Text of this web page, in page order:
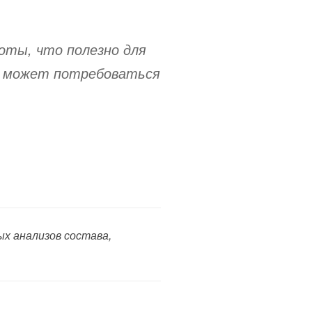
что полезно для
может потребоваться
анализов состава,